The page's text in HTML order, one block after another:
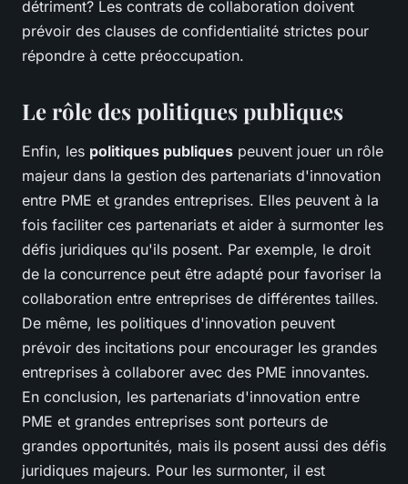
détriment? Les contrats de collaboration doivent
prévoir des clauses de confidentialité strictes pour
répondre à cette préoccupation.
Le rôle des politiques publiques
Enfin, les politiques publiques peuvent jouer un rôle
majeur dans la gestion des partenariats d'innovation
entre PME et grandes entreprises. Elles peuvent à la
fois faciliter ces partenariats et aider à surmonter les
défis juridiques qu'ils posent. Par exemple, le droit
de la concurrence peut être adapté pour favoriser la
collaboration entre entreprises de différentes tailles.
De même, les politiques d'innovation peuvent
prévoir des incitations pour encourager les grandes
entreprises à collaborer avec des PME innovantes.
En conclusion, les partenariats d'innovation entre
PME et grandes entreprises sont porteurs de
grandes opportunités, mais ils posent aussi des défis
juridiques majeurs. Pour les surmonter, il est